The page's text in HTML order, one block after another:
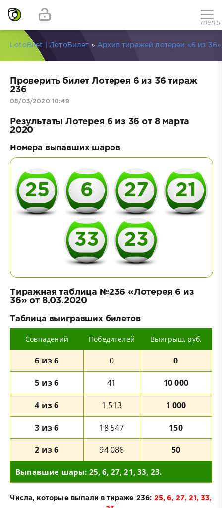
menu
LotoBilet | ЛотоБилет » Архив тиражей лотереи «6 из 36»
Проверить билет Лотерея 6 из 36 тираж
236
08/03/2020 10:49
Результаты Лотерея 6 из 36 от 8 марта
2020
Номера выпавших шаров
25 6 27 21
33 23
Тиражная таблица №236 «Лотерея 6 из
36» от 8.03.2020
Таблица выигравших билетов
Совпадений Победителей Выигрыш, руб.
Выпавшие шары: 25, 6, 27, 21, 33, 23.
6 из 6 0 0
5 из 6 41 10 000
4 из 6 1 513 1 000
3 из 6 18 547 150
2 из 6 94 086 50
Числа, которые выпали в тираже 236: 25, 6, 27, 21, 33,